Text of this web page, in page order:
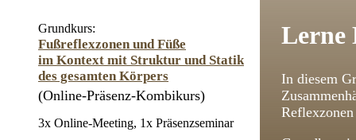
Grundkurs:
Fußreflexzonen und Füße
im Kontext mit Struktur und Statik
des gesamten Körpers
(Online-Präsenz-Kombikurs)
3x Online-Meeting, 1x Präsenzseminar
Lerne
In diesem